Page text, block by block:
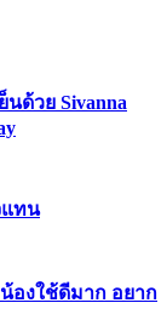
นด้วย Sivanna
แทน
น้องใช้ดีมาก อยาก